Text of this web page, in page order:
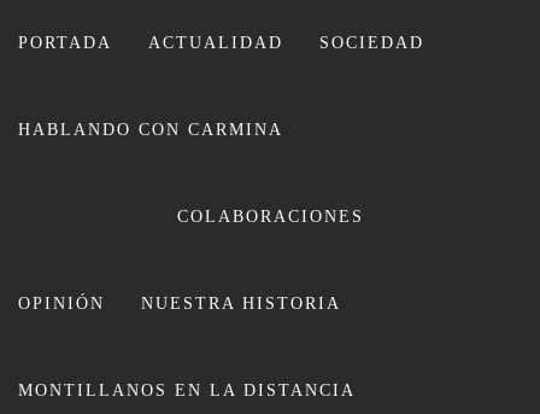
PORTADA ACTUALIDAD SOCIEDAD
HABLANDO CON CARMINA
COLABORACIONES
OPINIÓN NUESTRA HISTORIA
MONTILLANOS EN LA DISTANCIA
CARMINA LEIVA